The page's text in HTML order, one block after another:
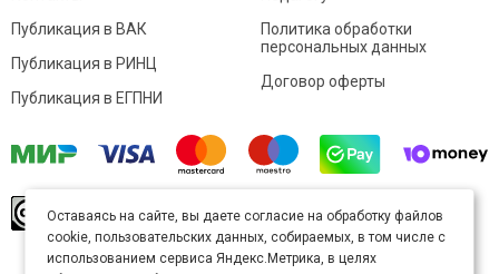
Публикация в ВАК
Публикация в РИНЦ
Публикация в ЕГПНИ
Политика обработки
персональных данных
Договор оферты
произведение доступно полицензии Creative
Commons «Attribution» («Атрибуция») 4.0
Непортированная.
Оставаясь на сайте, вы даете согласие на обработку файлов
cookie, пользовательских данных, собираемых, в том числе с
использованием сервиса Яндекс.Метрика, в целях